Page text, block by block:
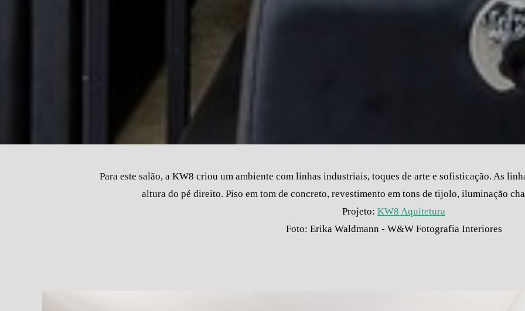
Para este salão, a KW8 criou um ambiente com linhas industriais, toques de arte e sofisticação. As
altura do pé direito. Piso em tom de concreto, revestimento em tons de tijolo, iluminação
Projeto: KW8 Aquitetura
Foto: Erika Waldmann - W&W Fotografia Interiores